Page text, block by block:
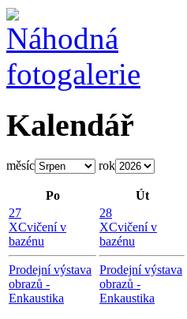
Kalendář
měsíc rok
Po Út
27
XCvičení v
bazénu
Prodejní výstava
obrazů -
Enkaustika
28
XCvičení v
bazénu
Prodejní výstava
obrazů -
Enkaustika